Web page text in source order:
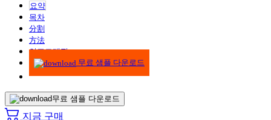
요약
목차
分割
方法
인포그래픽
무료 샘플 다운로드
무료 샘플 다운로드
지금 구매